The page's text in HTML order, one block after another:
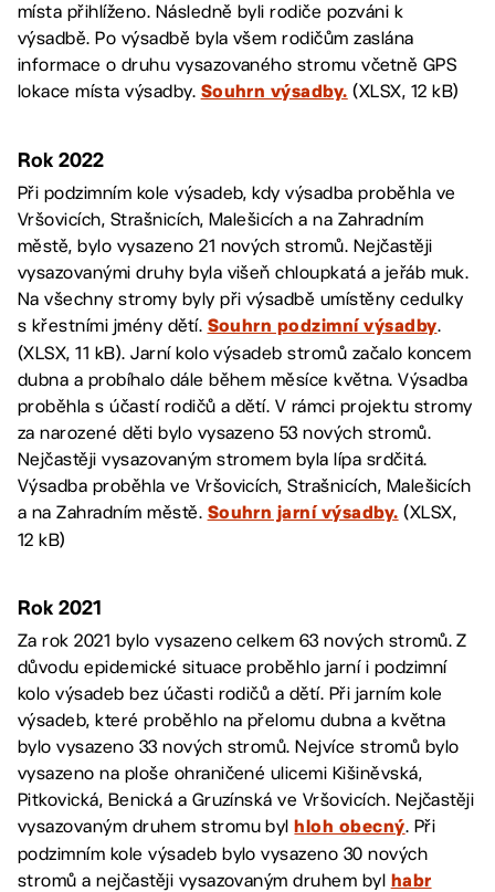
místa přihlíženo. Následně byli rodiče pozváni k
výsadbě. Po výsadbě byla všem rodičům zaslána
informace o druhu vysazovaného stromu včetně GPS
lokace místa výsadby. Souhrn výsadby. (XLSX, 12 kB)
Rok 2022
Při podzimním kole výsadeb, kdy výsadba proběhla ve
Vršovicích, Strašnicích, Malešicích a na Zahradním
městě, bylo vysazeno 21 nových stromů. Nejčastěji
vysazovanými druhy byla višeň chloupkatá a jeřáb muk.
Na všechny stromy byly při výsadbě umístěny cedulky
s křestními jmény dětí. Souhrn podzimní výsadby.
(XLSX, 11 kB). Jarní kolo výsadeb stromů začalo koncem
dubna a probíhalo dále během měsíce května. Výsadba
proběhla s účastí rodičů a dětí. V rámci projektu stromy
za narozené děti bylo vysazeno 53 nových stromů.
Nejčastěji vysazovaným stromem byla lípa srdčitá.
Výsadba proběhla ve Vršovicích, Strašnicích, Malešicích
a na Zahradním městě. Souhrn jarní výsadby. (XLSX,
12 kB)
Rok 2021
Za rok 2021 bylo vysazeno celkem 63 nových stromů. Z
důvodu epidemické situace proběhlo jarní i podzimní
kolo výsadeb bez účasti rodičů a dětí. Při jarním kole
výsadeb, které proběhlo na přelomu dubna a května
bylo vysazeno 33 nových stromů. Nejvíce stromů bylo
vysazeno na ploše ohraničené ulicemi Kišiněvská,
Pitkovická, Benická a Gruzínská ve Vršovicích. Nejčastěji
vysazovaným druhem stromu bylhloh obecný. Při
podzimním kole výsadeb bylo vysazeno 30 nových
stromů a nejčastěji vysazovaným druhem byl habr